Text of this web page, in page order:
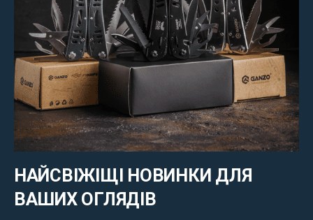
НАЙСВІЖІЩІ НОВИНКИ ДЛЯ
ВАШИХ ОГЛЯДІВ